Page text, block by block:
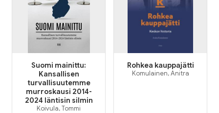
Suomi mainittu:
Kansallisen
turvallisuutemme
murroskausi 2014-
2024 läntisin silmin
Koivula, Tommi
Rohkea kauppajätti
Komulainen, Anitra